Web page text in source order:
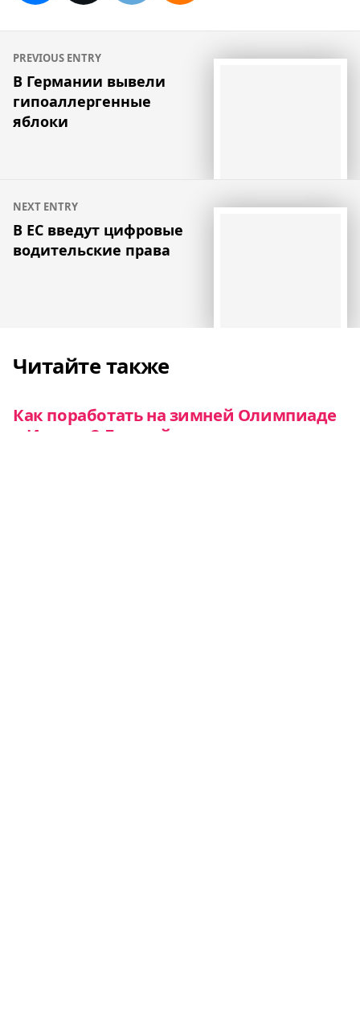
Навигация
по
записям
PREVIOUS ENTRY
В Германии вывели
гипоаллергенные
яблоки
NEXT ENTRY
В ЕС введут цифровые
водительские права
Читайте также
Как поработать на зимней Олимпиаде
в Италии? Личный опыт